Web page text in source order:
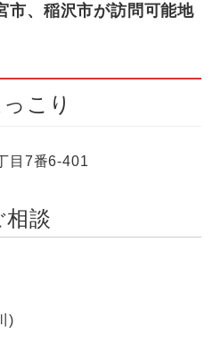
市、稲沢市が訪問可能地
こり
目7番6-401
相談
)